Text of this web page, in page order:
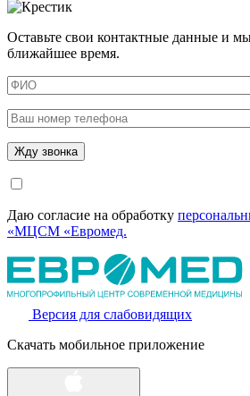
Оставьте свои контактные данные и
ближайшее время.
Даю согласие на обработку
«МЦСМ «Евромед.
Версия для слабовидящих
Скачать мобильное приложение